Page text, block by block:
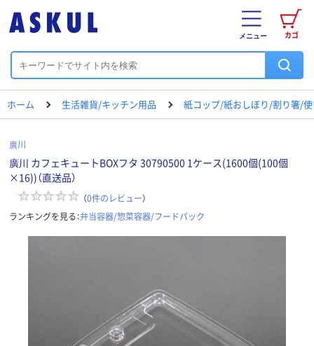
カゴ
メニュー
ホーム 生活雑貨/キッチン用品 紙コップ/紙おしぼり/割り箸/
廣川
廣川 カフェキュートBOXフタ 30790500 1ケース(1600個(100個
×16))（直送品）
（0件のレビュー）
ランキングを見る：弁当容器/惣菜容器/フードパック